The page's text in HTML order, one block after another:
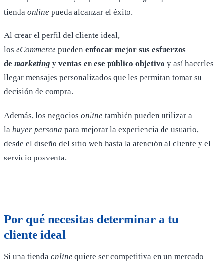
tienda online pueda alcanzar el éxito.
Al crear el perfil del cliente ideal,
los eCommerce pueden enfocar mejor sus esfuerzos
de marketing y ventas en ese público objetivo y así hacerles
llegar mensajes personalizados que les permitan tomar su
decisión de compra.
Además, los negocios online también pueden utilizar a
la buyer persona para mejorar la experiencia de usuario,
desde el diseño del sitio web hasta la atención al cliente y el
servicio posventa.
Por qué necesitas determinar a tu
cliente ideal
Si una tienda online quiere ser competitiva en un mercado